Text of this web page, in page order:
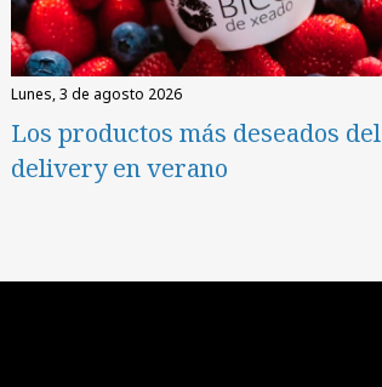
lunes, 3 de agosto 2026
Los productos más deseados del
delivery en verano